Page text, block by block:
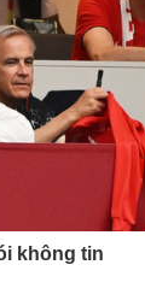
không tin